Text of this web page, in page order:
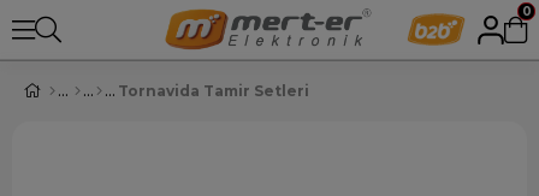
0
Tornavida Tamir Setleri